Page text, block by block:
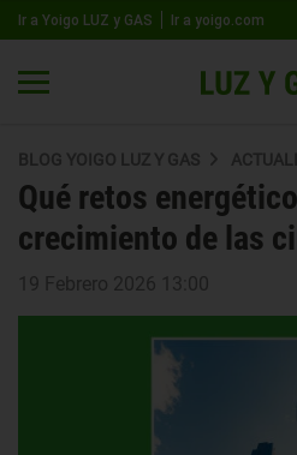
Ir a Yoigo LUZ y GAS Ir a yoigo.com
BLOG YOIGO LUZ Y GAS
Qué retos
crecimiento de las
19 Febrero 2026 13:00